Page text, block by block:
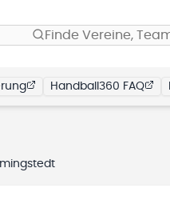
Finde Vereine,
Handball360 FAQ